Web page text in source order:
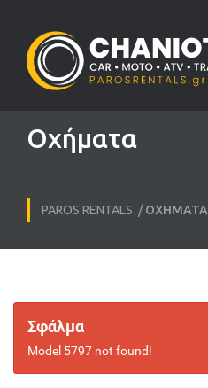
Οχήματα
PAROS RENTALS /ΟΧΉΜΑΤΑ
Σφάλμα
Model 5797 not found!